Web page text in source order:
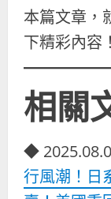
本篇文章，
下精彩內容！
相關
◆
行風潮！日